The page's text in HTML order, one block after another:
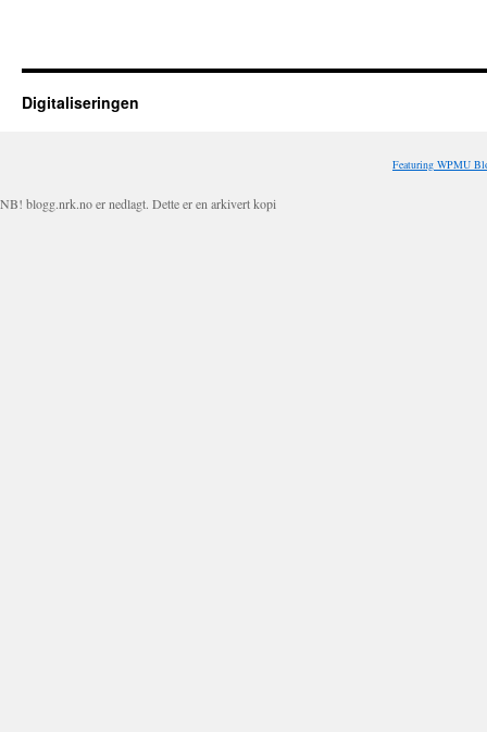
Digitaliseringen
Featuring WPMU
NB! blogg.nrk.no er nedlagt. Dette er en arkivert kopi